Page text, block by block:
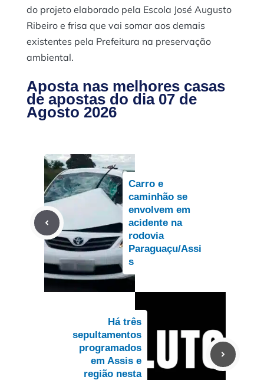
do projeto elaborado pela Escola José Augusto
Ribeiro e frisa que vai somar aos demais
existentes pela Prefeitura na preservação
ambiental.
Aposta nas melhores casas
de apostas do dia 07 de
Agosto 2026
Carro e
caminhão se
envolvem em
acidente na
rodovia
Paraguaçu/Assi
s
Há três
sepultamentos
programados
em Assis e
região nesta